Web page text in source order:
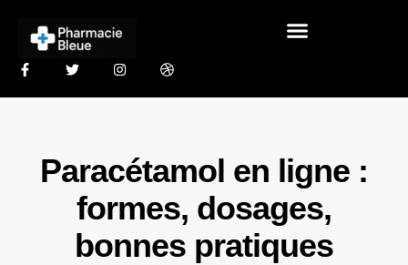
Paracétamol en ligne :
formes, dosages,
bonnes pratiques